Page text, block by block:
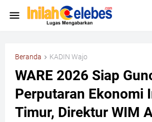
Beranda KADIN Wajo
WARE 2026 Siap
Perputaran Ekonomi
Timur, Direktur WIM